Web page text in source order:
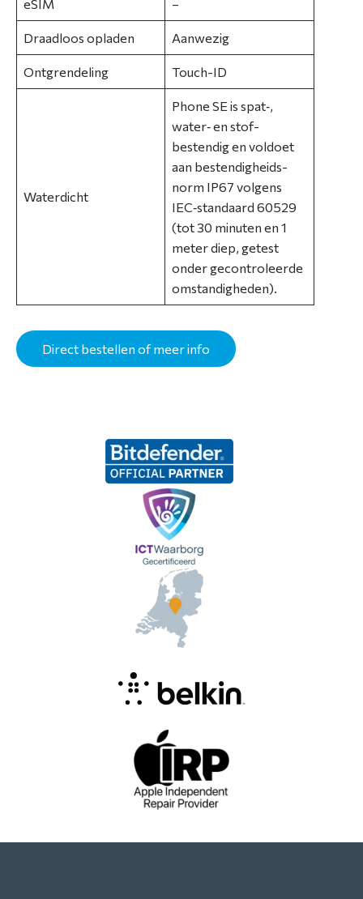
eSIM –
Draadloos opladen Aanwezig
Ontgrendeling Touch-ID
Waterdicht
Phone SE is spat‑,
water‑ en stof­
bestendig en voldoet
aan bestendigheids­
norm IP67 volgens
IEC‑standaard 60529
(tot 30 minuten en 1
meter diep, getest
onder gecontroleerde
omstandigheden).
Direct bestellen of meer info